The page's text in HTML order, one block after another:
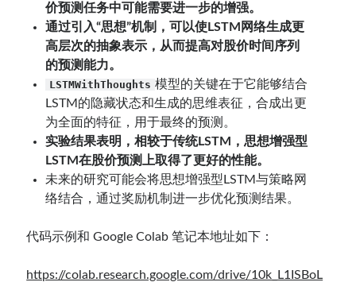
价预测任务中可能需要进一步的增强。
通过引入“思想”机制，可以使LSTM网络生成更
高层次的抽象表示，从而提高对股价时间序列
的预测能力。
LSTMWithThoughts 模型的关键在于它能够结合
LSTM的隐藏状态和生成的思维表征，合成出更
为全面的特征，用于最终的预测。
实验结果表明，相较于传统LSTM，思想增强型
LSTM在股价预测上取得了更好的性能。
未来的研究可能会将思想增强型LSTM与策略网
络结合，通过奖励机制进一步优化预测结果。
代码示例和 Google Colab 笔记本地址如下：
https://colab.research.google.com/drive/10k_L1ISBoL